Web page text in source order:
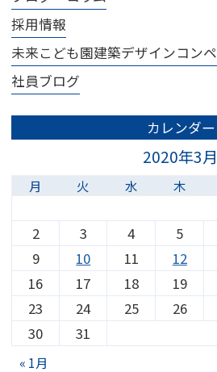
採用情報
未来こども園建築デザインコンペ
社員ブログ
カレンダー
2020年3月
月 火 水 木
« 1月
2
3 4 5
9
10 11 12
16
17 18 19
23
24 25 26
30
31